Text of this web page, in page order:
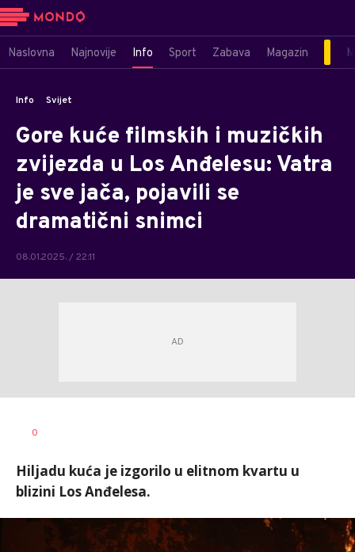
Naslovna Najnovije Info Sport Zabava Magazin
Info Svijet
Gore kuće filmskih i muzičkih
zvijezda u Los Anđelesu: Vatra
je sve jača, pojavili se
dramatični snimci
08.01.2025. / 22:11
AUTOR
0
Hiljadu kuća je izgorilo u elitnom kvartu u
blizini Los Anđelesa.